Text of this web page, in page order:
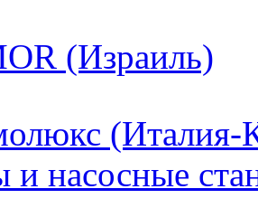
(Израиль)
(Италия-
и насосные